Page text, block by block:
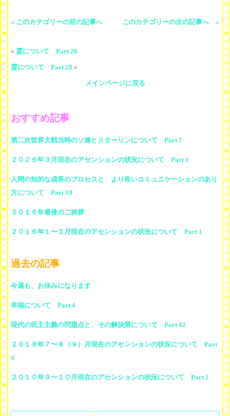
« このカテゴリーの前の記事へ このカテゴリーの次の記事へ »
« 霊について Part 26
霊について Part 28 »
メインページに戻る
おすすめ記事
第二次世界大戦当時のソ連とスターリンについて Part 7
２０２６年３月現在のアセンションの状況について Part 1
人間の知的な成長のプロセスと、より良いコミュニケーションのあり
方について Part 19
２０１６年最後のご挨拶
２０１６年１〜２月現在のアセンションの状況について Part 1
過去の記事
今週も、お休みになります
幸福について Part 4
現代の民主主義の問題点と、その解決策について Part 42
２０１８年７〜８（９）月現在のアセンションの状況について Part
4
２０１０年９〜１０月現在のアセンションの状況について Part 2